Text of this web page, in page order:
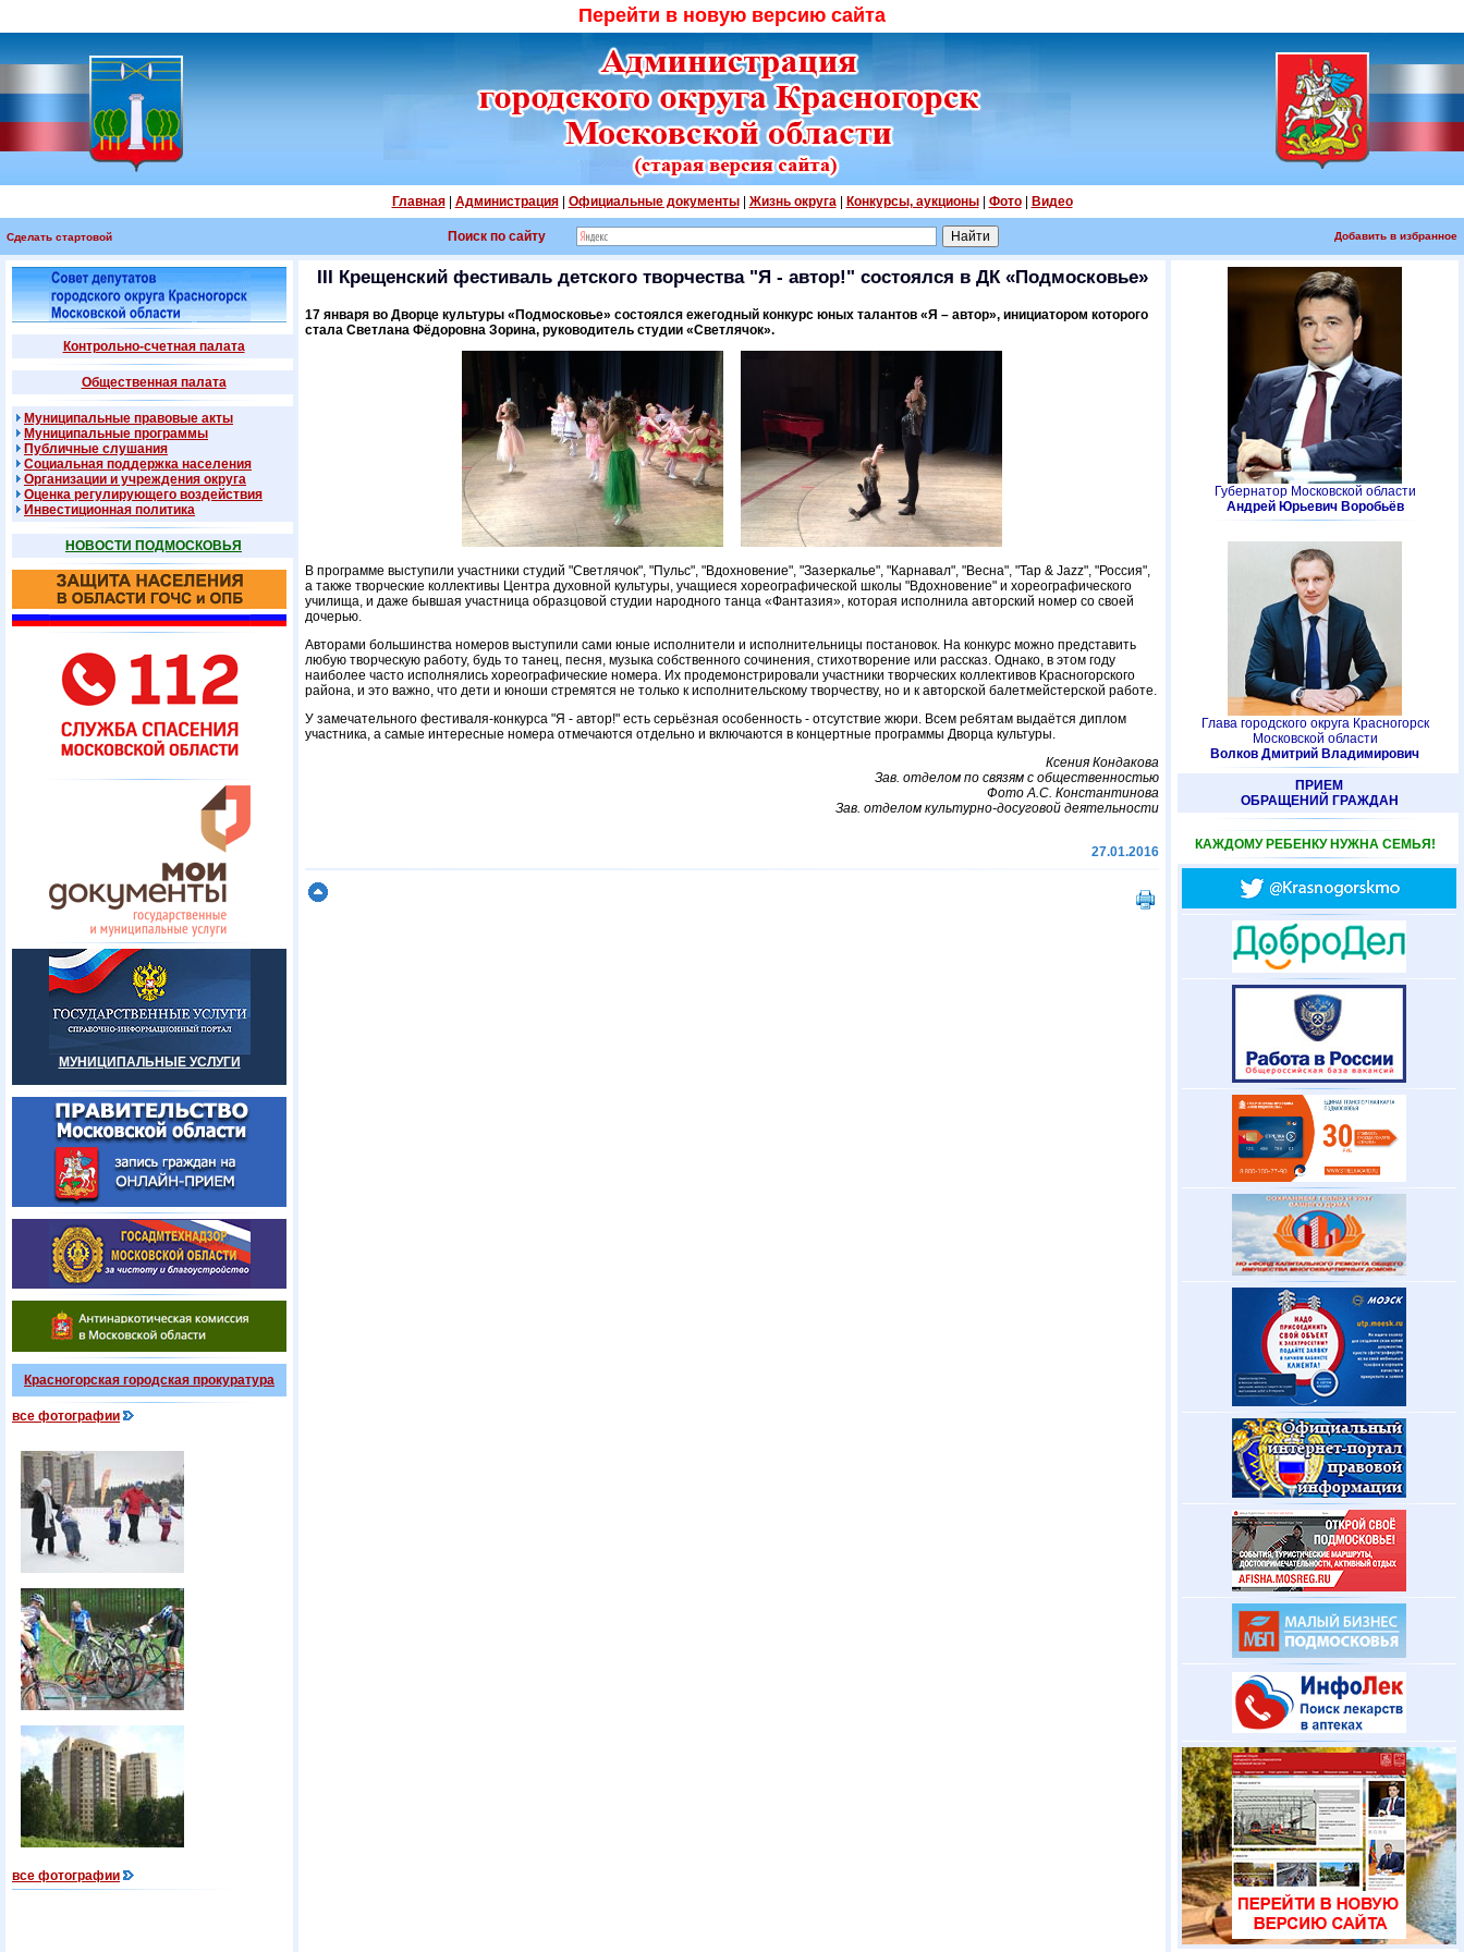
Перейти в новую версию сайта
Главная| Администрация| Официальные документы| Жизнь округа| Конкурсы, аукционы| Фото| Видео
Сделать стартовой Поиск по сайту Добавить в избранное
Контрольно-счетная палата
Общественная палата
Муниципальные правовые акты
Муниципальные программы
Публичные слушания
Социальная поддержка населения
Организации и учреждения округа
Оценка регулирующего воздействия
Инвестиционная политика
НОВОСТИ ПОДМОСКОВЬЯ
МУНИЦИПАЛЬНЫЕ УСЛУГИ
Красногорская городская прокуратура
все фотографии
все фотографии
III Крещенский фестиваль детского творчества "Я - автор!" состоялся в ДК «Подмосковье»
17 января во Дворце культуры «Подмосковье» состоялся ежегодный конкурс юных талантов «Я – автор», инициатором которого
стала Светлана Фёдоровна Зорина, руководитель студии «Светлячок».
В программе выступили участники студий "Светлячок", "Пульс", "Вдохновение", "Зазеркалье", "Карнавал", "Весна", "Tap & Jazz", "Россия",
а также творческие коллективы Центра духовной культуры, учащиеся хореографической школы "Вдохновение" и хореографического
училища, и даже бывшая участница образцовой студии народного танца «Фантазия», которая исполнила авторский номер со своей
дочерью.
Авторами большинства номеров выступили сами юные исполнители и исполнительницы постановок. На конкурс можно представить
любую творческую работу, будь то танец, песня, музыка собственного сочинения, стихотворение или рассказ. Однако, в этом году
наиболее часто исполнялись хореографические номера. Их продемонстрировали участники творческих коллективов Красногорского
района, и это важно, что дети и юноши стремятся не только к исполнительскому творчеству, но и к авторской балетмейстерской работе.
У замечательного фестиваля-конкурса "Я - автор!" есть серьёзная особенность - отсутствие жюри. Всем ребятам выдаётся диплом
участника, а самые интересные номера отмечаются отдельно и включаются в концертные программы Дворца культуры.
Ксения Кондакова
Зав. отделом по связям с общественностью
Фото А.С. Константинова
Зав. отделом культурно-досуговой деятельности
27.01.2016
Губернатор Московской области
Андрей Юрьевич Воробьёв
Глава городского округа Красногорск
Московской области
Волков Дмитрий Владимирович
ПРИЕМ
ОБРАЩЕНИЙ ГРАЖДАН
КАЖДОМУ РЕБЕНКУ НУЖНА СЕМЬЯ!